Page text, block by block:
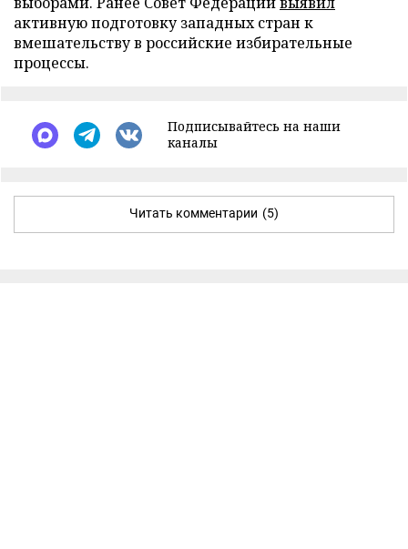
активную подготовку западных стран к
вмешательству в российские избирательные
процессы.
Подписывайтесь на наши
каналы
Читать комментарии (5)